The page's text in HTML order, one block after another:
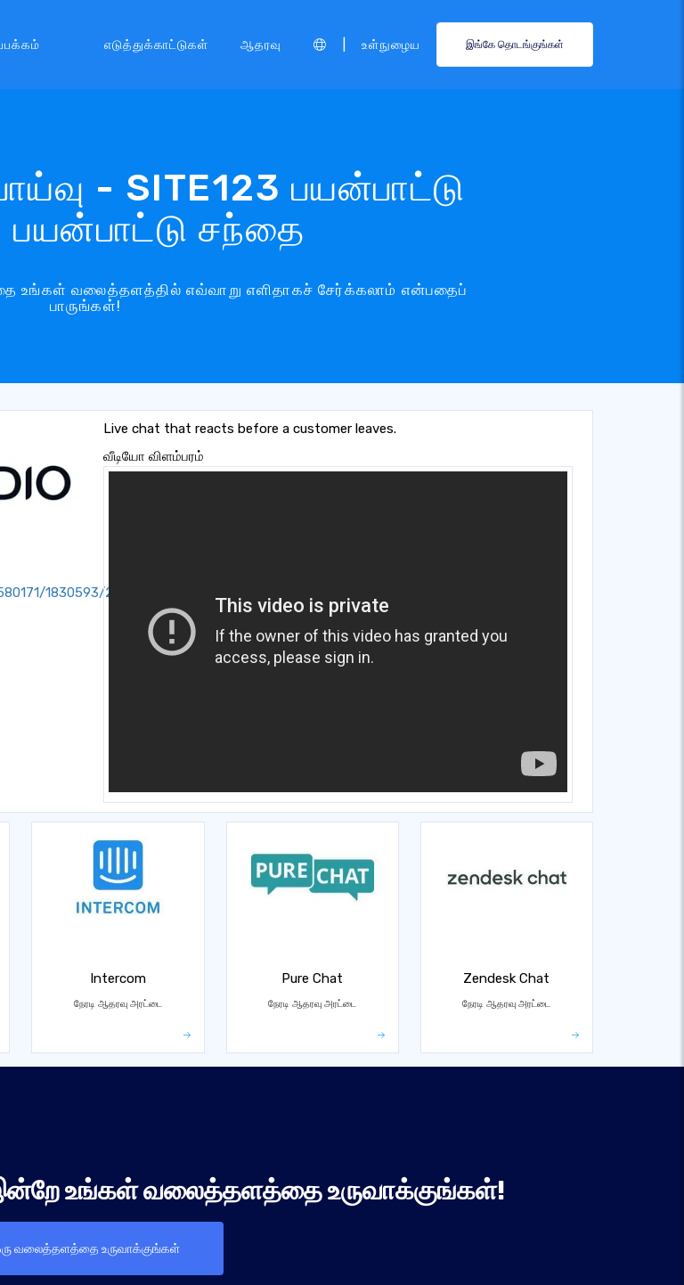
எடுத்துக்காட்டுகள் ஆதரவு உள்நுழைய இங்கே தொடங்குங்கள்
- SITE123 பயன்பாட்டு
சந்தை
உங்கள் வலைத்தளத்தில் எவ்வாறு எளிதாகச் சேர்க்கலாம் என்பதைப்
பாருங்கள்!
1830593/21771
Live chat that reacts before a customer leaves.
வீடியோ விளம்பரம்
Intercom
நேரடி ஆதரவு அரட்டை
Pure Chat
நேரடி ஆதரவு அரட்டை
Zendesk Chat
நேரடி ஆதரவு அரட்டை
உங்கள் வலைத்தளத்தை உருவாக்குங்கள்!
வலைத்தளத்தை உருவாக்குங்கள்